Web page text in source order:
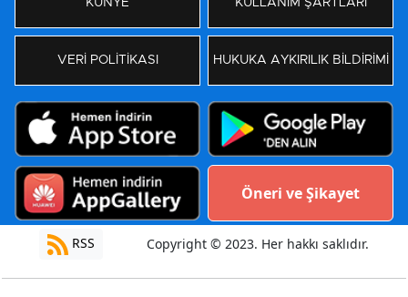
KÜNYE KULLANIM ŞARTLARI
VERİ POLİTİKASI HUKUKA AYKIRILIK BİLDİRİMİ
Öneri ve Şikayet
RSS Copyright © 2023. Her hakkı saklıdır.